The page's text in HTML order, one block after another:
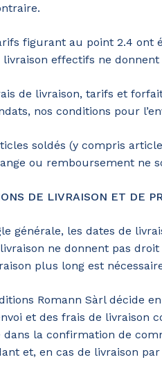
figurant au point 2.4 ont
livraison effectifs ne
de livraison, tarifs et
nos conditions pour
soldés (y compris
ou remboursement ne
DE LIVRAISON ET DE
générale, les dates de
ne donnent pas
plus long est
Romann Sàrl décide
et des frais de livraison
la confirmation de
et, en cas de livraison